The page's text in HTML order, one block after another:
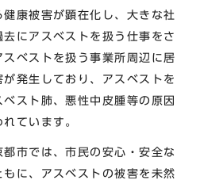
康被害が顕在化し、大きな社
にアスベストを扱う仕事をさ
ベストを扱う事業所周辺に居
発生しており、アスベストを
スト肺、悪性中皮腫等の原因
ています。
市では、市民の安心・安全な
に、アスベストの被害を未然